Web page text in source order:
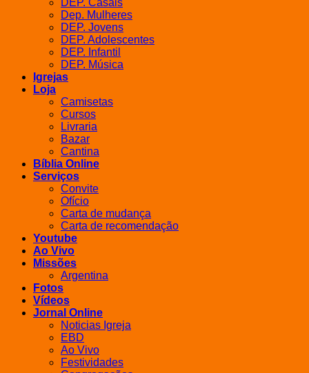
Dep. Mulheres
DEP. Jovens
DEP. Adolescentes
DEP. Infantil
DEP. Música
Igrejas
Loja
Camisetas
Cursos
Livraria
Bazar
Cantina
Bíblia Online
Serviços
Convite
Ofício
Carta de mudança
Carta de recomendação
Youtube
Ao Vivo
Missões
Argentina
Fotos
Vídeos
Jornal Online
Noticias Igreja
EBD
Ao Vivo
Festividades